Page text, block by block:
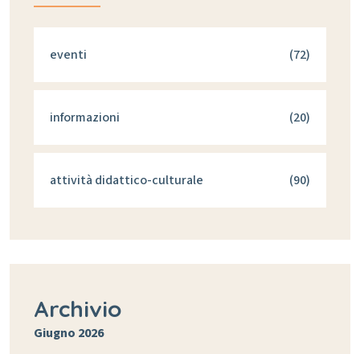
eventi (72)
informazioni (20)
attività didattico-culturale (90)
Archivio
Giugno 2026